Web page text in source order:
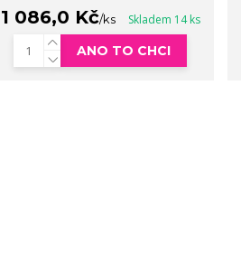
1 086,0 Kč/ks Skladem 14 ks
ANO TO CHCI